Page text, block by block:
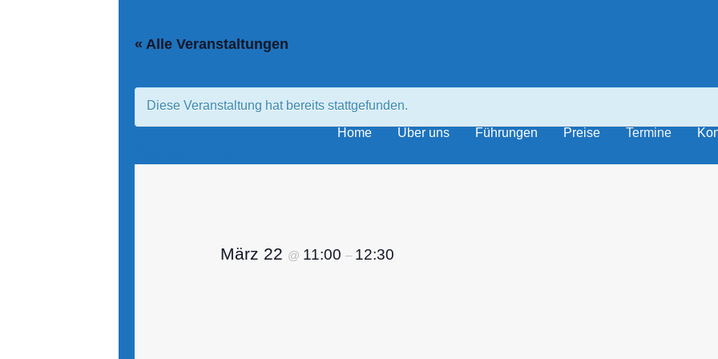
Home Über uns Führungen Preise Termine
« Alle Veranstaltungen
Diese Veranstaltung hat bereits stattgefunden.
März 22 @ 11:00 – 12:30